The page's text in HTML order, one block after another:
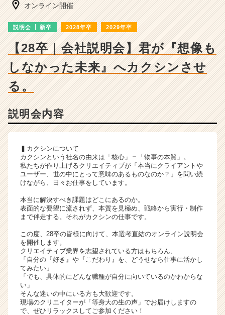
企
業
か
ら
ス
カ
サ
イ
ト
ア
キ
リ
（C
e
r
C
オンライン開催
説明会 新卒 2028年卒 2029年卒
【28卒｜会社説明会】君が『想像も
しなかった未来』へカクシンさせ
る。
説明会内容
▍カクシンについて
カクシンという社名の由来は「核心」＝「物事の本質」。
私たちが作り上げるクリエイティブが「本当にクライアントや
ユーザー、世の中にとって意味のあるものなのか？」を問い続
けながら、日々お仕事をしています。
本当に解決すべき課題はどこにあるのか。
表面的な要望に流されず、本質を見極め、戦略から実行・制作
まで伴走する。それがカクシンの仕事です。
この度、28卒の皆様に向けて、本選考直結のオンライン説明会
を開催します。
クリエイティブ業界を志望されている方はもちろん、
「自分の『好き』や『こだわり』を、どうせなら仕事に活かし
てみたい」
「でも、具体的にどんな職種が自分に向いているのかわからな
い」
そんな迷いの中にいる方も大歓迎です。
現場のクリエイターが「等身大の生の声」でお届けしますの
で、ぜひリラックスしてご参加ください！